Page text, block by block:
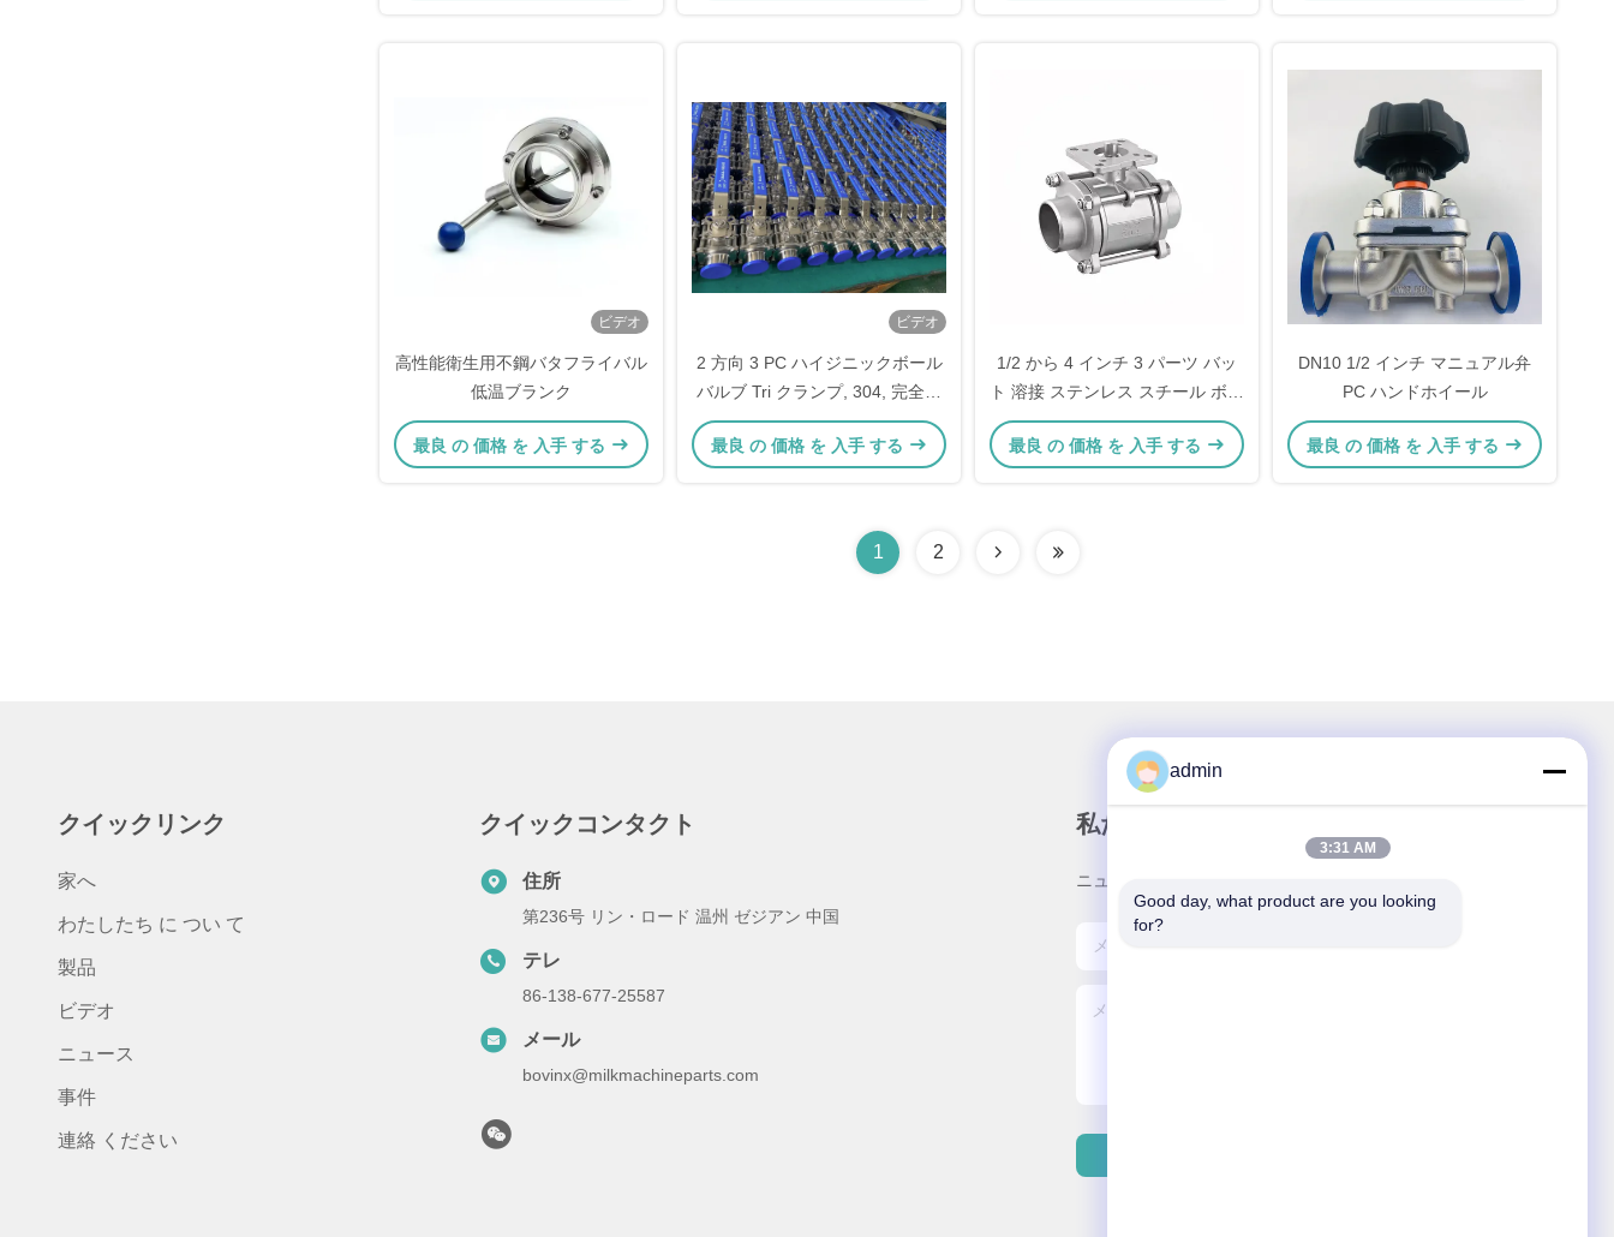
ビデオ
高性能衛生用不鋼バタフライバル
低温ブランク
最良 の 価格 を 入手 する
ビデオ
2 方向 3 PC ハイジニックボール
バルブ Tri クランプ, 304, 完全に
エンカプスルされた PTFE フィラ
ー 高マウント
最良 の 価格 を 入手 する
1/2 から 4 インチ 3 パーツ バッ
ト 溶接 ステンレス スチール ボー
ル バルブ 1000WOG
最良 の 価格 を 入手 する
DN10 1/2 インチ マニュアル弁
PC ハンドホイール
最良 の 価格 を 入手 する
1 2
クイックリンク
家へ
わたしたち に つい て
製品
ビデオ
ニュース
事件
連絡 ください
クイックコンタクト
住所
第236号 リン・ロード 温州 ゼジアン 中国
テレ
86-138-677-25587
メール
bovinx@milkmachineparts.com
私たちのニュースレター
ニュースレターを購読して、割引などを入手してください。
admin
3:31 AM
Good day, what product are you looking
for?